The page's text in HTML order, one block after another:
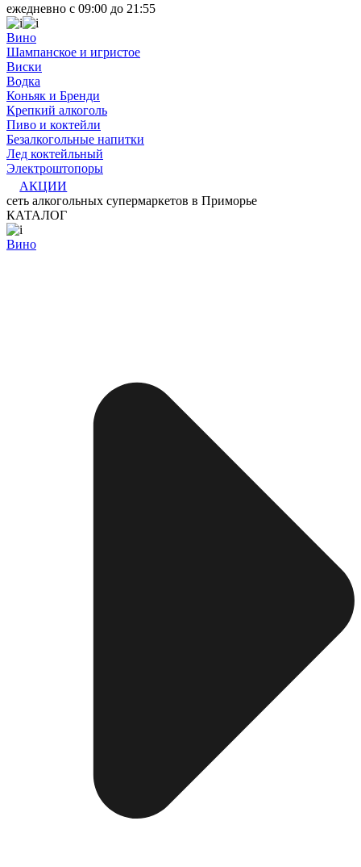
ежедневно с 09:00 до 21:55
Вино
Шампанское и игристое
Виски
Водка
Коньяк и Бренди
Крепкий алкоголь
Пиво и коктейли
Безалкогольные напитки
Лед коктейльный
Электроштопоры
АКЦИИ
сеть алкогольных супермаркетов в Приморье
КАТАЛОГ
Вино